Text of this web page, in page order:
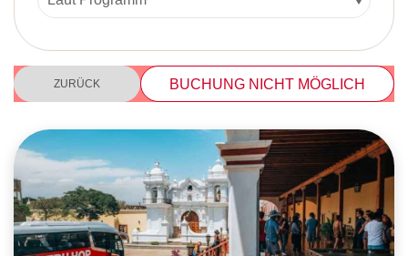
ZURÜCK BUCHUNG NICHT MÖGLICH